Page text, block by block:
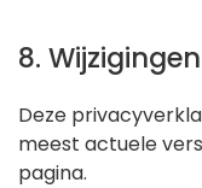
8. Wijzigingen
Deze
meest actuele
pagina.